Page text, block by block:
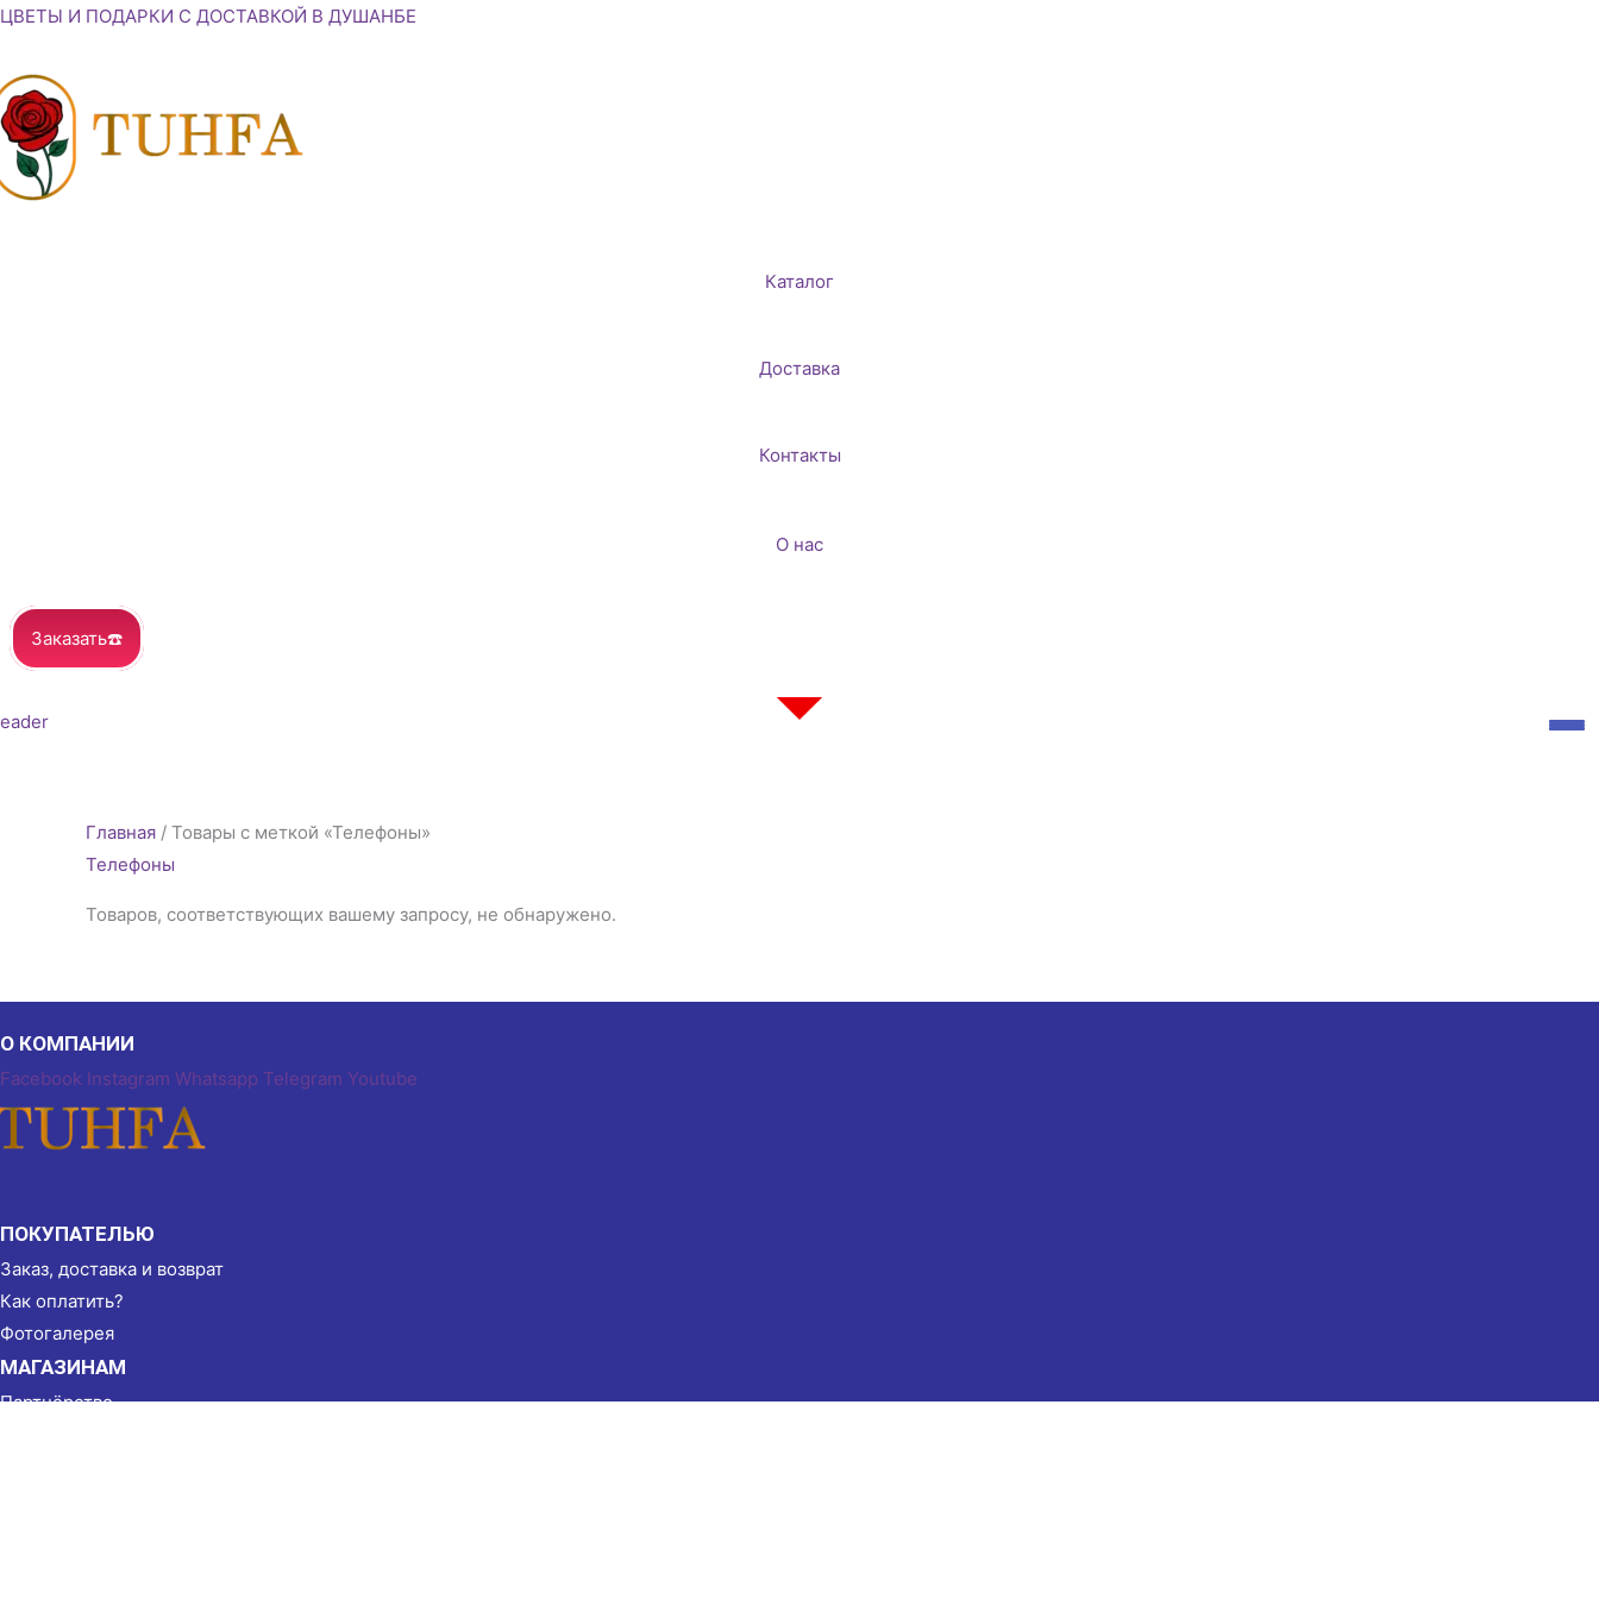
Перейти
содержимому
ЦВЕТЫ И ПОДАРКИ С ДОСТАВКОЙ В ДУШАНБЕ
Каталог
Доставка
Контакты
О нас
Заказать☎️
Главная / Товары с меткой «Телефоны»
Телефоны
Товаров, соответствующих вашему запросу, не обнаружено.
О КОМПАНИИ
Facebook Instagram Whatsapp Telegram Youtube
ПОКУПАТЕЛЬЮ
Заказ, доставка и возврат
Как оплатить?
Фотогалерея
МАГАЗИНАМ
Партнёрство